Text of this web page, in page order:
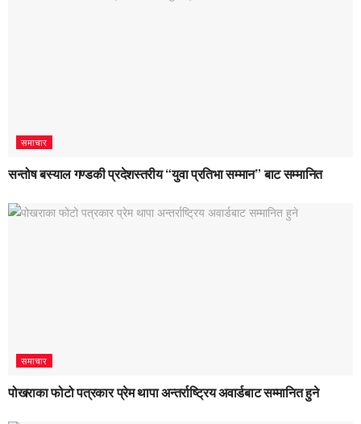
समाचार
सन्तोष बस्याल गण्डकी प्रदेशस्तरीय “युवा प्रतिभा सम्मान” बाट सम्मानित
समाचार
पोखराका फोटो पत्रकार प्रेम थापा अन्तर्राष्ट्रिय अवार्डबाट सम्मानित हुने